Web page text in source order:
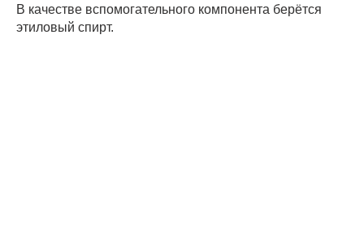
В качестве вспомогательного компонента берётся
этиловый спирт.